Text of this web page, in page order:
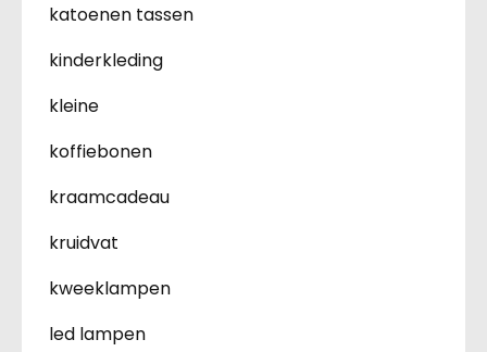
katoenen tassen
kinderkleding
kleine
koffiebonen
kraamcadeau
kruidvat
kweeklampen
led lampen